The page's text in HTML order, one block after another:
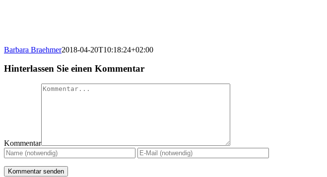
Barbara Braehmer2018-04-20T10:18:24+02:00
Hinterlassen Sie einen Kommentar
Kommentar